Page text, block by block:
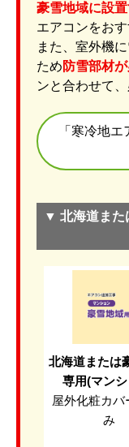
豪雪地域に設
エアコンをおす
また、室外機
ため 防雪部材
ンと合わせて
「寒冷地
▼ 北海道また
北海道または
専用(マン
屋外化粧カバ
み